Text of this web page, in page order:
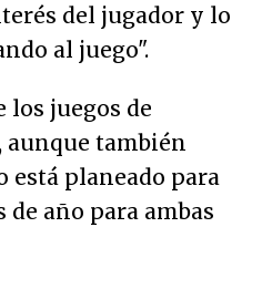
del jugador y lo
al juego".
los juegos de
, aunque también
está planeado para
año para ambas